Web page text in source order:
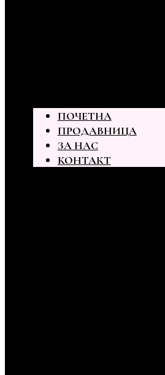
ПОЧЕТНА
ПРОДАВНИЦА
ЗА НАС
КОНТАКТ